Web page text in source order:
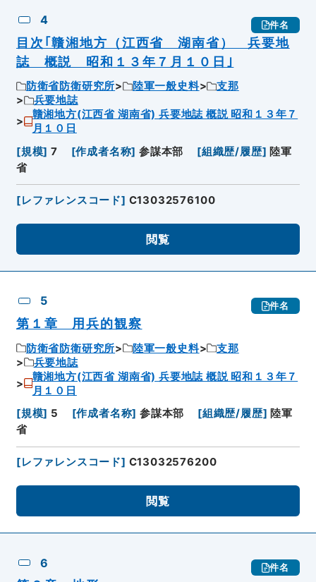
4 件名
目次｢贛湘地方（江西省 湖南省） 兵要地
誌 概説 昭和１３年７月１０日｣
防衛省防衛研究所 陸軍一般史料
支那
兵要地誌
贛湘地方(江西省 湖南省) 兵要地誌 概説 昭和１３年７
月１０日
[規模] 7 [作成者名称] 参謀本部 [組織歴/履歴] 陸軍
省
[レファレンスコード] C13032576100
閲覧
5 件名
第１章 用兵的観察
防衛省防衛研究所 陸軍一般史料
支那
兵要地誌
贛湘地方(江西省 湖南省) 兵要地誌 概説 昭和１３年７
月１０日
[規模] 5 [作成者名称] 参謀本部 [組織歴/履歴] 陸軍
省
[レファレンスコード] C13032576200
閲覧
6 件名